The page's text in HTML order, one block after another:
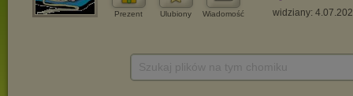
Prezent Ulubiony Wiadomość widziany: